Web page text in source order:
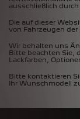
ausschließlich
Die auf dieser
von Fahrzeugen der
Wir behalten uns
Bitte beachten Sie,
Lackfarben,
Bitte kontaktieren
Ihr Wunschmodell